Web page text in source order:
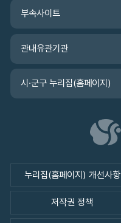
부속사이트
관내유관기관
시·군구 누리집(홈페이지)
누리집(홈페이지) 개선사항
저작권 정책